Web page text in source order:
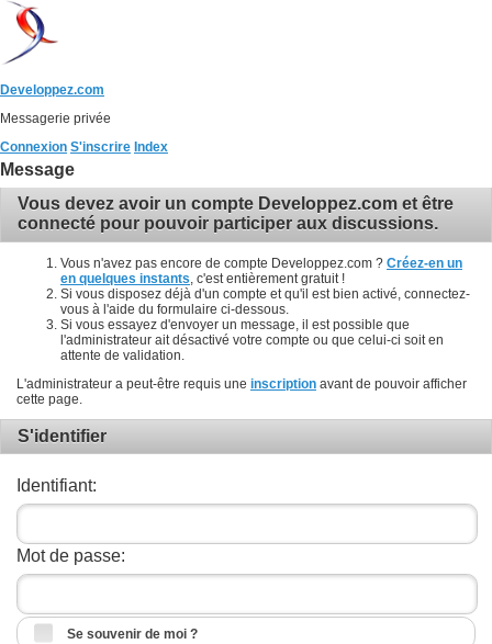
Developpez.com
Messagerie privée
Connexion S'inscrire Index
Message
Vous devez avoir un compte Developpez.com et être
connecté pour pouvoir participer aux discussions.
Vous n'avez pas encore de compte Developpez.com ? Créez-en un
en quelques instants , c'est entièrement gratuit !
Si vous disposez déjà d'un compte et qu'il est bien activé, connectez-
vous à l'aide du formulaire ci-dessous.
Si vous essayez d'envoyer un message, il est possible que
l'administrateur ait désactivé votre compte ou que celui-ci soit en
attente de validation.
L'administrateur a peut-être requis une inscription avant de pouvoir afficher
cette page.
S'identifier
Identifiant:
Mot de passe:
Se souvenir de moi ?